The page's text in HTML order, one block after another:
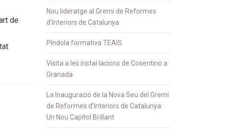
de
Nou lideratge al Gremi de Reformes
d’Interiors de Catalunya
Píndola formativa TEAIS
Visita a les instal·lacions de Cosentino a
Granada
La Inauguració de la Nova Seu del Gremi
de Reformes d’Interiors de Catalunya:
Un Nou Capítol Brillant